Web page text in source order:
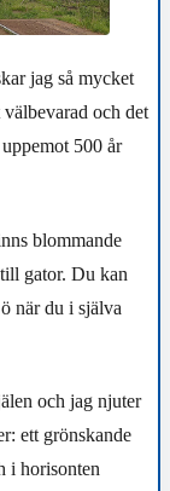
jag så mycket
och det
500 år
blommande
gator. Du kan
när du i själva
och jag njuter
ett grönskande
i horisonten